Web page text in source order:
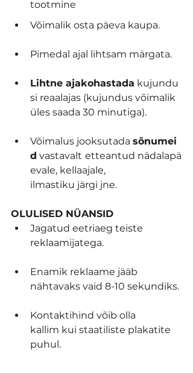
tootmine
Võimalik osta päeva kaupa.
Pimedal ajal lihtsam märgata.
Lihtne ajakohastada kujundu
si reaalajas (kujundus võimalik
üles saada 30 minutiga).
Võimalus jooksutada sõnumei
d vastavalt etteantud nädalapä
evale, kellaajale,
ilmastiku järgi jne.
OLULISED NÜANSID
Jagatud eetriaeg teiste
reklaamijatega.
Enamik reklaame jääb
nähtavaks vaid 8-10 sekundiks.
Kontaktihind võib olla
kallim kui staatiliste plakatite
puhul.